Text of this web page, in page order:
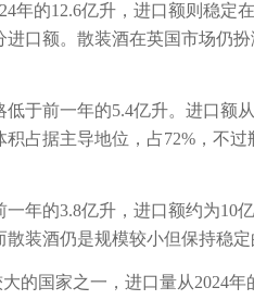
的12.6亿升，进口额则稳定
口额。散装酒在英国市场仍
于前一年的5.4亿升。进口额
占据主导地位，占72%，不
年的3.8亿升，进口额约为10
装酒仍是规模较小但保持稳定
国家之一，进口量从2024年